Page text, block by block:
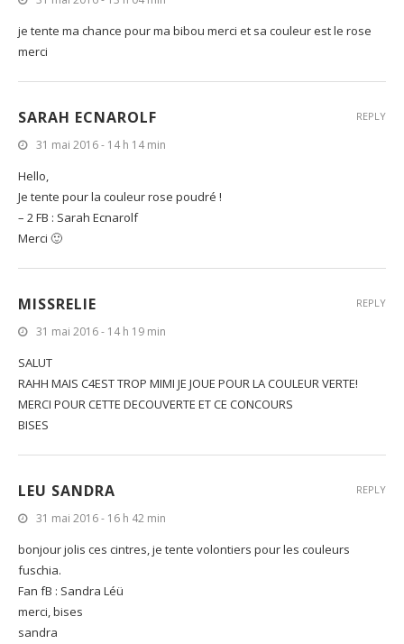
je tente ma chance pour ma bibou merci et sa couleur est le rose
merci
SARAH ECNAROLF
31 mai 2016 - 14 h 14 min
Hello,
Je tente pour la couleur rose poudré !
– 2 FB : Sarah Ecnarolf
Merci 🙂
REPLY
MISSRELIE
31 mai 2016 - 14 h 19 min
SALUT
RAHH MAIS C4EST TROP MIMI JE JOUE POUR LA COULEUR VERTE!
MERCI POUR CETTE DECOUVERTE ET CE CONCOURS
BISES
REPLY
LEU SANDRA
31 mai 2016 - 16 h 42 min
bonjour jolis ces cintres, je tente volontiers pour les couleurs
fuschia.
Fan fB : Sandra Léü
merci, bises
sandra
REPLY